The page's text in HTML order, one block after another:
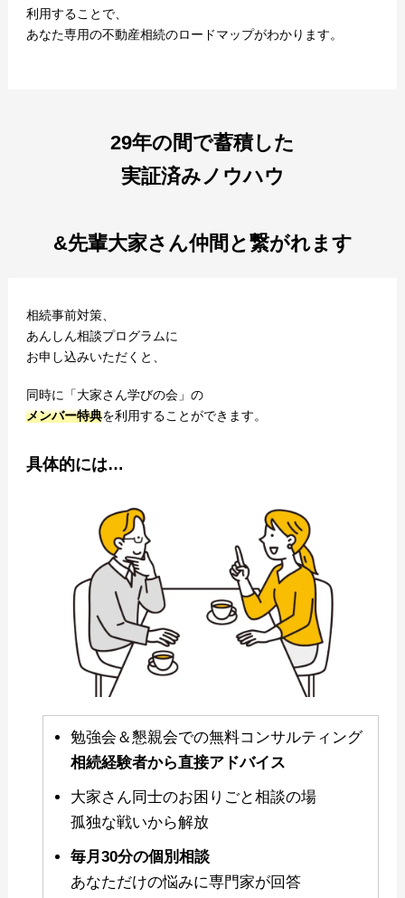
利用することで、
あなた専用の不動産相続のロードマップがわかります。
29年の間で蓄積した
実証済みノウハウ
&先輩大家さん仲間と繋がれます
相続事前対策、
あんしん相談プログラムに
お申し込みいただくと、
同時に「大家さん学びの会」の
メンバー特典を利用することができます。
具体的には…
勉強会＆懇親会での無料コンサルティング
相続経験者から直接アドバイス
大家さん同士のお困りごと相談の場
孤独な戦いから解放
毎月30分の個別相談
あなただけの悩みに専門家が回答